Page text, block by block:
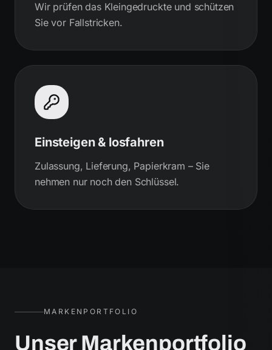
Wir prüfen das Kleingedruckte und schützen
Sie vor Fallstricken.
Einsteigen & losfahren
Zulassung, Lieferung, Papierkram – Sie
nehmen nur noch den Schlüssel.
MARKENPORTFOLIO
Unser Markenportfolio